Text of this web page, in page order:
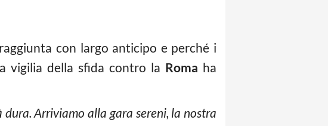
con largo anticipo e perché i
vigilia della sfida contro la Roma ha
dura.Arriviamo alla gara sereni, la nostra